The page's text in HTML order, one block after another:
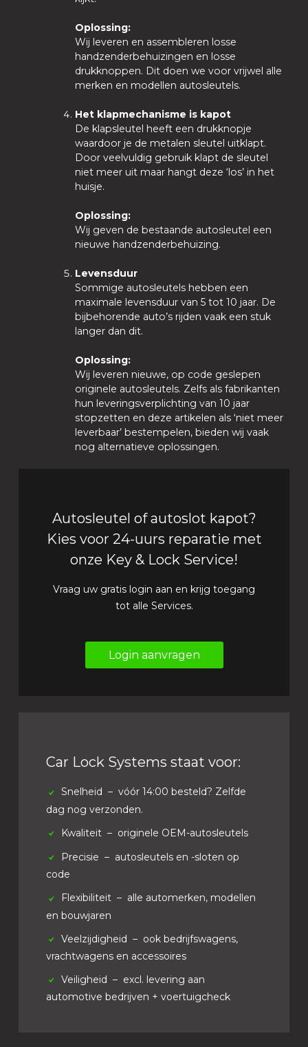
Oplossing:
Wij leveren en assembleren losse
handzenderbehuizingen en losse
drukknoppen. Dit doen we voor vrijwel alle
merken en modellen autosleutels.
Het klapmechanisme is kapot
De klapsleutel heeft een drukknopje
waardoor je de metalen sleutel uitklapt.
Door veelvuldig gebruik klapt de sleutel
niet meer uit maar hangt deze ‘los’ in het
huisje.
Oplossing:
Wij geven de bestaande autosleutel een
nieuwe handzenderbehuizing.
Levensduur
Sommige autosleutels hebben een
maximale levensduur van 5 tot 10 jaar. De
bijbehorende auto’s rijden vaak een stuk
langer dan dit.
Oplossing:
Wij leveren nieuwe, op code geslepen
originele autosleutels. Zelfs als fabrikanten
hun leveringsverplichting van 10 jaar
stopzetten en deze artikelen als ‘niet meer
leverbaar’ bestempelen, bieden wij vaak
nog alternatieve oplossingen.
Autosleutel of autoslot kapot?
Kies voor 24-uurs reparatie met
onze Key & Lock Service!
Vraag uw gratis login aan en krijg toegang
tot alle Services.
Login aanvragen
Car Lock Systems staat voor:
Snelheid – vóór 14:00 besteld? Zelfde
dag nog verzonden.
Kwaliteit – originele OEM-autosleutels
Precisie – autosleutels en -sloten op
code
Flexibiliteit – alle automerken, modellen
en bouwjaren
Veelzijdigheid – ook bedrijfswagens,
vrachtwagens en accessoires
Veiligheid – excl. levering aan
automotive bedrijven + voertuigcheck